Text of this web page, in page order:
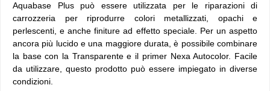
Aquabase Plus può essere utilizzata per le riparazioni di
carrozzeria per riprodurre colori metallizzati, opachi e
perlescenti, e anche finiture ad effetto speciale. Per un aspetto
ancora più lucido e una maggiore durata, è possibile combinare
la base con la Transparente e il primer Nexa Autocolor. Facile
da utilizzare, questo prodotto può essere impiegato in diverse
condizioni.